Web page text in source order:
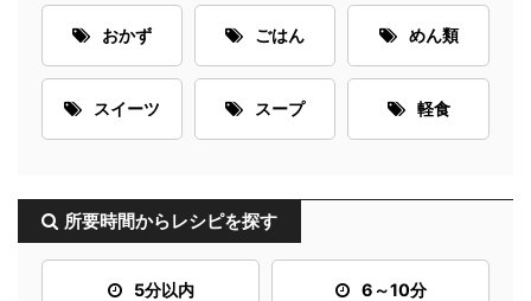
おかず ごはん めん類
スイーツ スープ 軽食
所要時間からレシピを探す
5分以内 6～10分